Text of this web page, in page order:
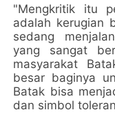
"Mengkritik itu
adalah kerugian
sedang
yang sangat
masyarakat
besar baginya
Batak bisa
dan simbol